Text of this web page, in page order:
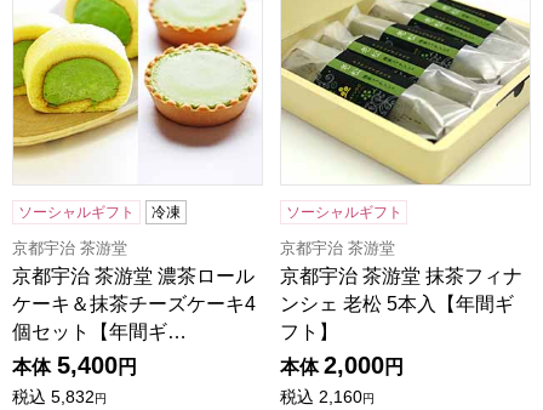
ソーシャルギフト 冷凍
京都宇治 茶游堂
京都宇治 茶游堂 濃茶ロール
ケーキ＆抹茶チーズケーキ4
個セット【年間ギ…
本体 5,400円
税込 5,832円
ソーシャルギフト
京都宇治 茶游堂
京都宇治 茶游堂 抹茶フィナ
ンシェ 老松 5本入【年間ギ
フト】
本体 2,000円
税込 2,160円